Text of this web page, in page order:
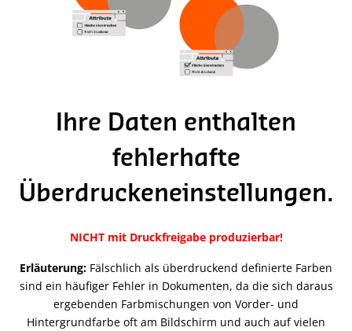
Ihre Daten enthalten
fehlerhafte
Überdruckeneinstellungen.
NICHT mit Druckfreigabe produzierbar!
Erläuterung: Fälschlich als überdruckend definierte Farben
sind ein häufiger Fehler in Dokumenten, da die sich daraus
ergebenden Farbmischungen von Vorder- und
Hintergrundfarbe oft am Bildschirm und auch auf vielen